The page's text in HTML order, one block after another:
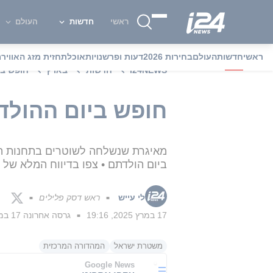
ראשי חדשות העולם
ראשיחדשותהעולםבחירות 2026 דעות ופרשנויותאוכלתחזית מזג האוויר
i24NEWS
חדשות בארץ חופש
חופש ביום
מאיגרת שנשלחה לשוטרים בתחנות
ביום הולדתם • צפו בדיווח המלא של
לי עייש ■ ראש דסק פלילים ■
17 במרץ 2025, 19:16
■ גרסה אחרונה 17 במרץ 2025, 19:19
משטרת ישראל המהדורה המרכזית
Google News